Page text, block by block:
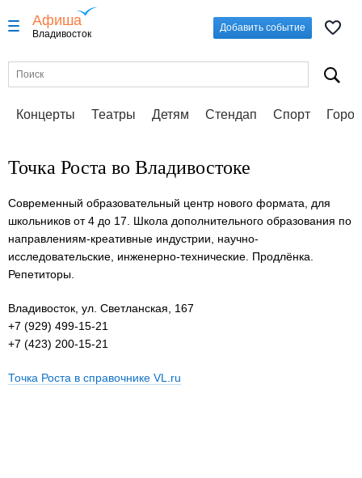
Афиша
Владивосток
Добавить событие
Концерты Театры Детям Стендап Спорт
Точка Роста во Владивостоке
Современный образовательный центр нового формата, для
школьников от 4 до 17. Школа дополнительного образования по
направлениям-креативные индустрии, научно-
исследовательские, инженерно-технические. Продлёнка.
Репетиторы.
Владивосток, ул. Светланская, 167
+7 (929) 499-15-21
+7 (423) 200-15-21
Точка Роста в справочнике VL.ru